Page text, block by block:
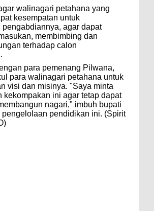
walinagari petahana yang
kesempatan untuk
pengabdiannya, agar dapat
membimbing dan
terhadap calon
para pemenang Pilwana,
para walinagari petahana untuk
visi dan misinya. "Saya minta
kekompakan ini agar tetap dapat
nagari," imbuh bupati
pengelolaan pendidikan ini. (Spirit